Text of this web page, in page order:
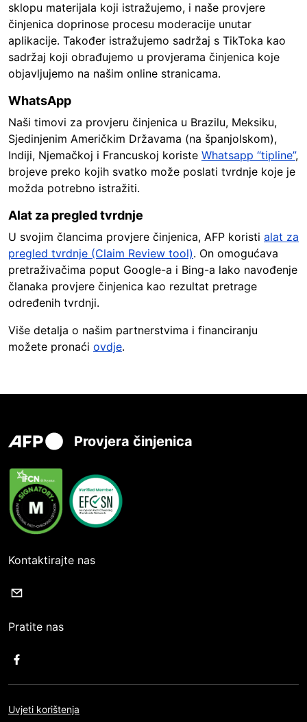
sklopu materijala koji istražujemo, i naše provjere
činjenica doprinose procesu moderacije unutar
aplikacije. Također istražujemo sadržaj s TikToka kao
sadržaj koji obrađujemo u provjerama činjenica koje
objavljujemo na našim online stranicama.
WhatsApp
Naši timovi za provjeru činjenica u Brazilu, Meksiku,
Sjedinjenim Američkim Državama (na španjolskom),
Indiji, Njemačkoj i Francuskoj koriste Whatsapp “tipline”,
brojeve preko kojih svatko može poslati tvrdnje koje je
možda potrebno istražiti.
Alat za pregled tvrdnje
U svojim člancima provjere činjenica, AFP koristi alat za
pregled tvrdnje (Claim Review tool). On omogućava
pretraživačima poput Google-a i Bing-a lako navođenje
članaka provjere činjenica kao rezultat pretrage
određenih tvrdnji.
Više detalja o našim partnerstvima i financiranju
možete pronaći ovdje.
Provjera činjenica
Kontaktirajte nas
Pratite nas
Uvjeti korištenja